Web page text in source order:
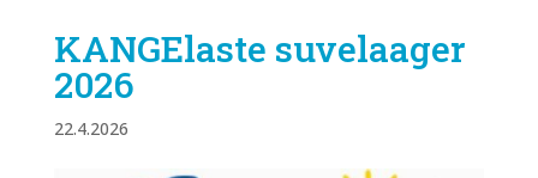
KANGElaste suvelaager
2026
22.4.2026